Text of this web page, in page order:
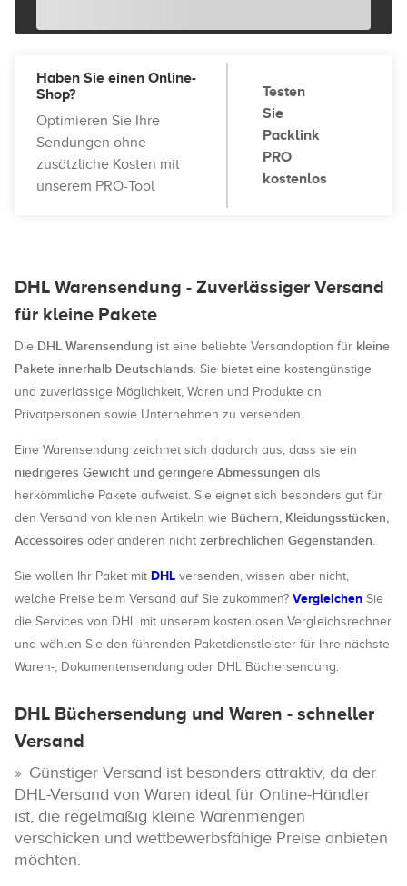
Haben Sie einen Online-
Shop?
Optimieren Sie Ihre
Sendungen ohne
zusätzliche Kosten mit
unserem PRO-Tool
Testen
Sie
Packlink
PRO
kostenlos
DHL Warensendung - Zuverlässiger Versand
für kleine Pakete
Die DHL Warensendung ist eine beliebte Versandoption für kleine
Pakete innerhalb Deutschlands. Sie bietet eine kostengünstige
und zuverlässige Möglichkeit, Waren und Produkte an
Privatpersonen sowie Unternehmen zu versenden.
Eine Warensendung zeichnet sich dadurch aus, dass sie ein
niedrigeres Gewicht und geringere Abmessungen als
herkömmliche Pakete aufweist. Sie eignet sich besonders gut für
den Versand von kleinen Artikeln wie Büchern, Kleidungsstücken,
Accessoires oder anderen nicht zerbrechlichen Gegenständen.
Sie wollen Ihr Paket mit DHL versenden, wissen aber nicht,
welche Preise beim Versand auf Sie zukommen? Vergleichen Sie
die Services von DHL mit unserem kostenlosen Vergleichsrechner
und wählen Sie den führenden Paketdienstleister für Ihre nächste
Waren-, Dokumentensendung oder DHL Büchersendung.
DHL Büchersendung und Waren - schneller
Versand
Günstiger Versand ist besonders attraktiv, da der
DHL-Versand von Waren ideal für Online-Händler
ist, die regelmäßig kleine Warenmengen
verschicken und wettbewerbsfähige Preise anbieten
möchten.